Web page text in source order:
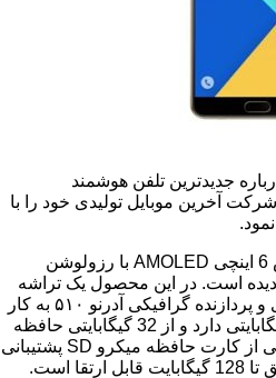
تلفن هوشمند
موبایل تولیدی خود را با
AMOLEDبا رزولوشن
است. در این محصول یک تراشه
اسنپدراگون ۶۵۲ هشت هسته‌ای و پردازنده‌ گرافیکی آدرنو ۵۱۰ به کار
رم 3 گیگابایتی دارد و از 32 گیگابایتی حافظه
حافظه میکروSDپشتیبانی